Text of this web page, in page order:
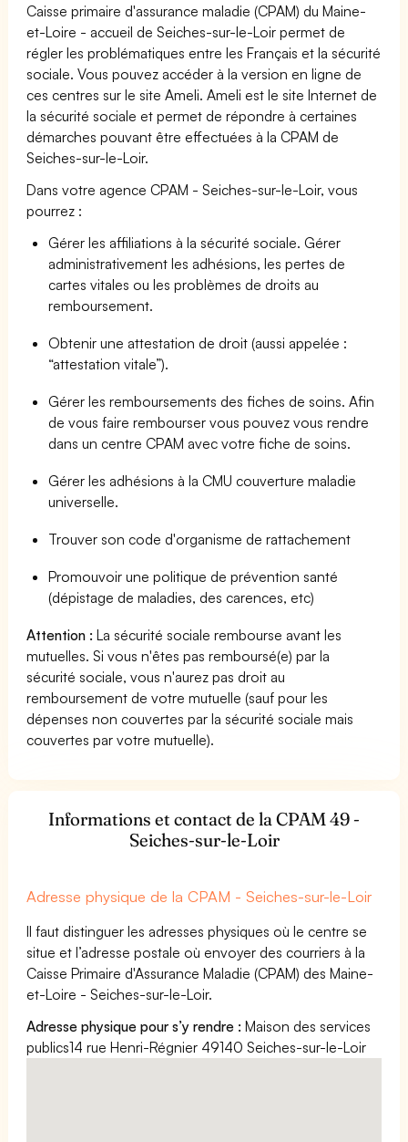
Caisse primaire d'assurance maladie (CPAM) du Maine-
et-Loire - accueil de Seiches-sur-le-Loir permet de
régler les problématiques entre les Français et la sécurité
sociale. Vous pouvez accéder à la version en ligne de
ces centres sur le site Ameli. Ameli est le site Internet de
la sécurité sociale et permet de répondre à certaines
démarches pouvant être effectuées à la CPAM de
Seiches-sur-le-Loir.
Dans votre agence CPAM - Seiches-sur-le-Loir, vous
pourrez :
Gérer les affiliations à la sécurité sociale. Gérer
administrativement les adhésions, les pertes de
cartes vitales ou les problèmes de droits au
remboursement.
Obtenir une attestation de droit (aussi appelée :
“attestation vitale”).
Gérer les remboursements des fiches de soins. Afin
de vous faire rembourser vous pouvez vous rendre
dans un centre CPAM avec votre fiche de soins.
Gérer les adhésions à la CMU couverture maladie
universelle.
Trouver son code d'organisme de rattachement
Promouvoir une politique de prévention santé
(dépistage de maladies, des carences, etc)
Attention : La sécurité sociale rembourse avant les
mutuelles. Si vous n'êtes pas remboursé(e) par la
sécurité sociale, vous n'aurez pas droit au
remboursement de votre mutuelle (sauf pour les
dépenses non couvertes par la sécurité sociale mais
couvertes par votre mutuelle).
Informations et contact de la CPAM 49 -
Seiches-sur-le-Loir
Adresse physique de la CPAM - Seiches-sur-le-Loir
Il faut distinguer les adresses physiques où le centre se
situe et l’adresse postale où envoyer des courriers à la
Caisse Primaire d'Assurance Maladie (CPAM) des Maine-
et-Loire - Seiches-sur-le-Loir.
Adresse physique pour s’y rendre :Maison des services
publics14 rue Henri-Régnier 49140 Seiches-sur-le-Loir